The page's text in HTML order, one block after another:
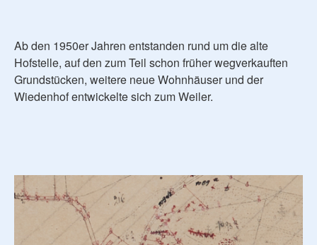
Ab den 1950er Jahren entstanden rund um die alte
Hofstelle, auf den zum Teil schon früher wegverkauften
Grundstücken, weitere neue Wohnhäuser und der
Wiedenhof entwickelte sich zum Weiler.